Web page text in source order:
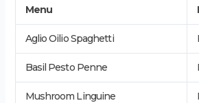
Menu
Aglio Oilio Spaghetti
Basil Pesto Penne
Mushroom Linguine